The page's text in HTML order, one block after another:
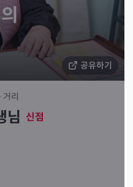
공유하기
거리
님 신점